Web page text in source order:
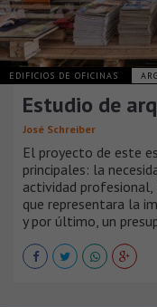
EDIFICIOS DE OFICINAS
Estudio de
José Schreiber
El proyecto de este
principales: la
actividad
que representara la
y por último, un